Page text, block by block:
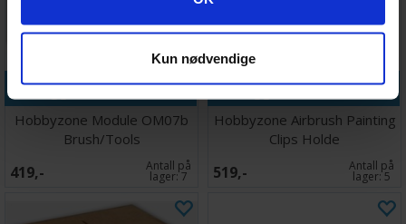
Kun nødvendige
Legg i handlekurven
Hobbyzone Module OM07b
Brush/Tools
419,- Antall på
lager:7
Legg i handlekurven
Hobbyzone Airbrush Painting
Clips Holde
519,- Antall på
lager:5